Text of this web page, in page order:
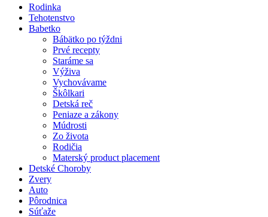
Rodinka
Tehotenstvo
Babetko
Bábätko po týždni
Prvé recepty
Staráme sa
Výživa
Vychovávame
Škôlkari
Detská reč
Peniaze a zákony
Múdrosti
Zo života
Rodičia
Materský product placement
Detské Choroby
Zvery
Auto
Pôrodnica
Súťaže